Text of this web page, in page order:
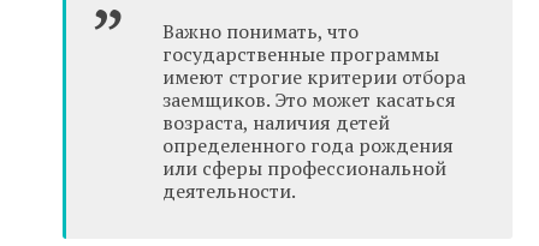
Важно понимать, что
государственные программы
имеют строгие критерии отбора
заемщиков. Это может касаться
возраста, наличия детей
определенного года рождения
или сферы профессиональной
деятельности.